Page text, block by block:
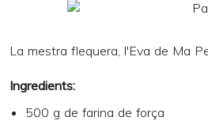
La mestra flequera, l'Eva de Ma
Ingredients:
500 g de farina de força